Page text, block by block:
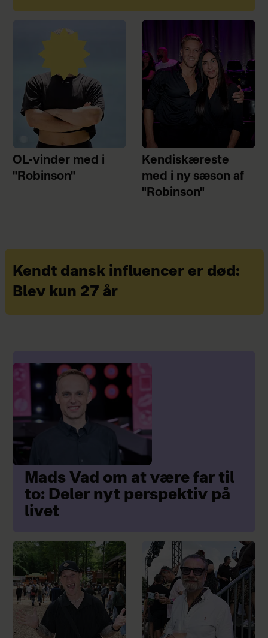
OL-vinder med i
"Robinson"
Kendiskæreste
med i ny sæson af
"Robinson"
Kendt dansk influencer er død:
Blev kun 27 år
Mads Vad om at være far til
to: Deler nyt perspektiv på
livet